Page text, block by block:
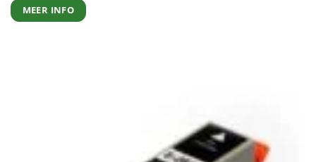
MEER INFO